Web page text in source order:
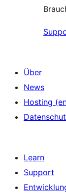
Über
News
Hosting
Learn
Support